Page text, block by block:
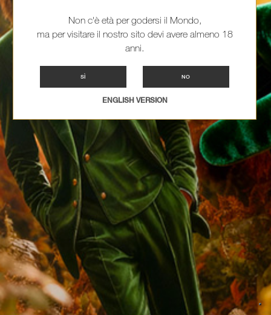
Non c'è età per godersi il Mondo,
ma per visitare il nostro sito devi avere almeno 18
anni.
SÌ NO
ENGLISH VERSION